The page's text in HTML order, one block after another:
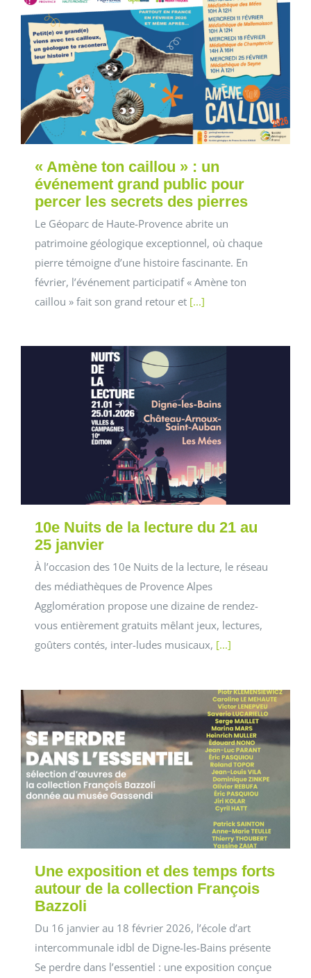
« Amène ton caillou » : un
événement grand public pour
percer les secrets des pierres
Le Géoparc de Haute-Provence abrite un
patrimoine géologique exceptionnel, où chaque
pierre témoigne d’une histoire fascinante. En
février, l’événement participatif « Amène ton
caillou » fait son grand retour et [...]
10e Nuits de la lecture du 21 au
25 janvier
À l’occasion des 10e Nuits de la lecture, le réseau
des médiathèques de Provence Alpes
Agglomération propose une dizaine de rendez-
vous entièrement gratuits mêlant jeux, lectures,
goûters contés, inter-ludes musicaux, [...]
Une exposition et des temps forts
autour de la collection François
Bazzoli
Du 16 janvier au 18 février 2026, l’école d’art
intercommunale idbl de Digne-les-Bains présente
Se perdre dans l’essentiel : une exposition conçue